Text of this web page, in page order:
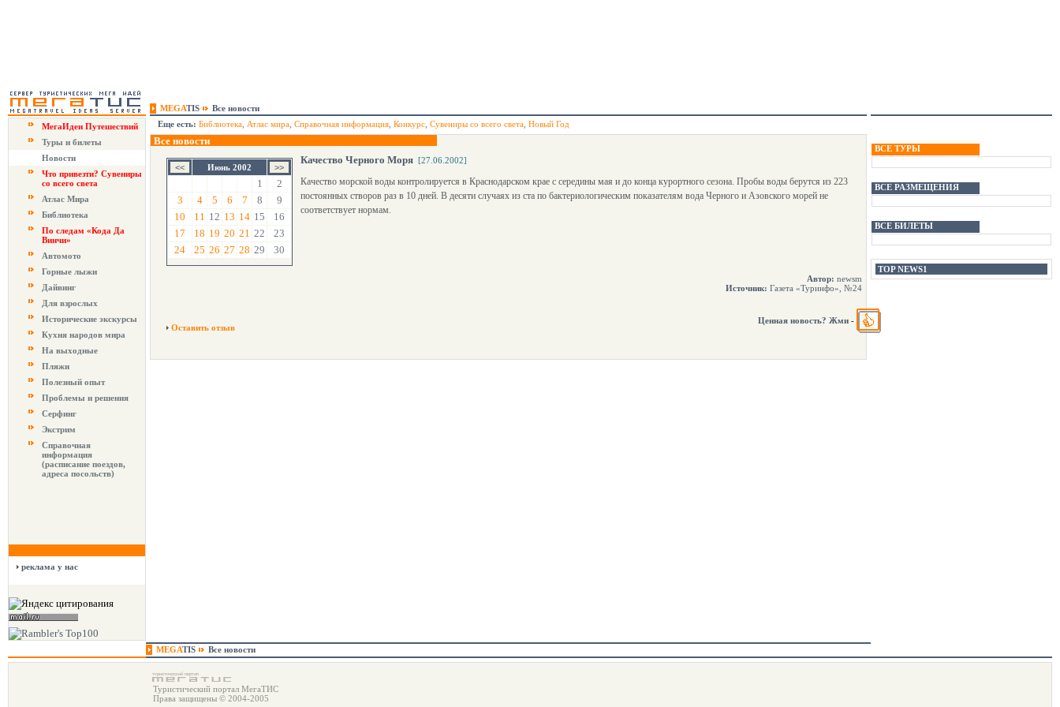
MEGATIS
Все новости
МегаИдеи Путешествий
Туры и билеты
Новости
Что привезти? Сувениры
со всего света
Атлас Мира
Библиотека
По следам «Кода Да
Винчи»
Автомото
Горные лыжи
Дайвинг
Для взрослых
Исторические экскурсы
Кухня народов мира
На выходные
Пляжи
Полезный опыт
Проблемы и решения
Серфинг
Экстрим
Справочная
информация
(расписание поездов,
адреса посольств)
реклама у нас
Еще есть: Библиотека Атлас мира Справочная информация Конкурс Сувениры со всего света Новый Год
Все новости
Июнь 2002
1
2
3
4 5 6 7 8
9
10
11 12 13 14 15
16
17
18 19 20 21 22
23
24
25 26 27 28 29 30
Качество Черного Моря [27.06.2002]
Качество морской воды контролируется в Краснодарском крае с середины мая и до конца курортного сезона. Пробы воды берутся из 223
постоянных створов раз в 10 дней. В десяти случаях из ста по бактериологическим показателям вода Черного и Азовского морей не
соответствует нормам.
Автор: newsm
Источник: Газета «Туринфо», №24
Оставить отзыв
Ценная новость? Жми -
ВСЕ ТУРЫ
ВСЕ РАЗМЕЩЕНИЯ
ВСЕ БИЛЕТЫ
TOP NEWS1
MEGATIS Все новости
Туристический портал МегаТИС
Права защищены © 2004-2005